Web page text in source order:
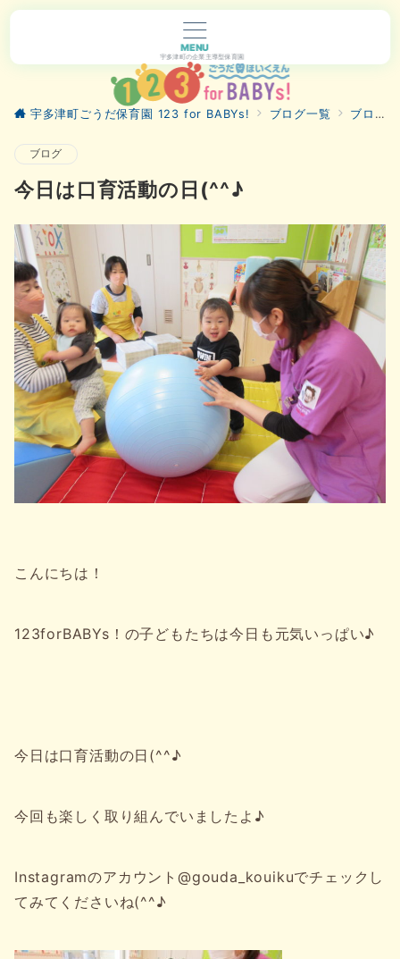
MENU
宇多津町の企業主導型保育園
宇多津町ごうだ保育園 123 for BABYs! ブログ一覧 ブログ
ブログ
今日は口育活動の日(^^♪
こんにちは！
123forBABYs！の子どもたちは今日も元気いっぱい♪
今日は口育活動の日(^^♪
今回も楽しく取り組んでいましたよ♪
Instagramのアカウント@gouda_kouikuでチェックし
てみてくださいね(^^♪